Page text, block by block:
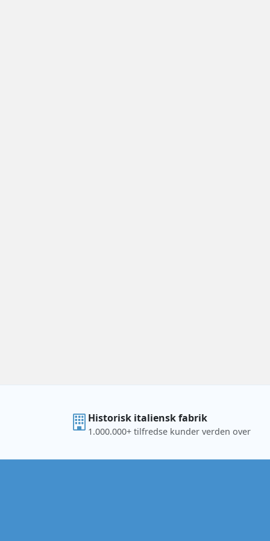
Historisk italiensk fabrik
1.000.000+ tilfredse kunder verden over